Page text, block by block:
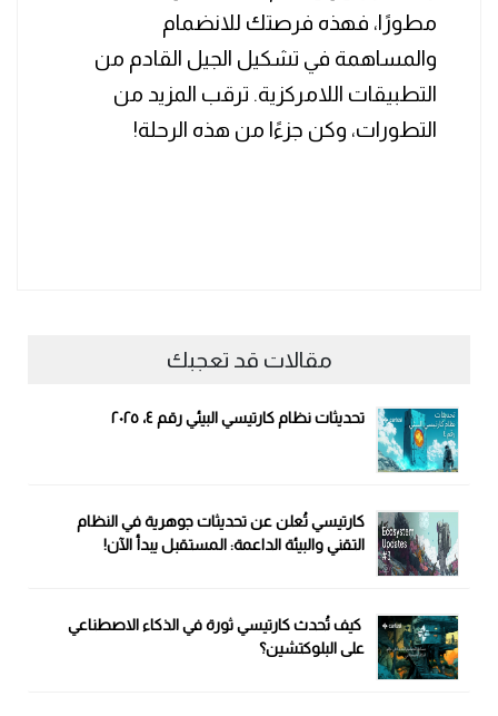
مطورًا، فهذه فرصتك للانضمام
والمساهمة في تشكيل الجيل القادم من
التطبيقات اللامركزية. ترقب المزيد من
التطورات، وكن جزءًا من هذه الرحلة!
مقالات قد تعجبك
تحديثات نظام كارتيسي البيئي رقم ٤، ٢٠٢٥
كارتيسي تُعلن عن تحديثات جوهرية في النظام
التقني والبيئة الداعمة: المستقبل يبدأ الآن!
كيف تُحدث كارتيسي ثورة في الذكاء الاصطناعي
على البلوكتشين؟